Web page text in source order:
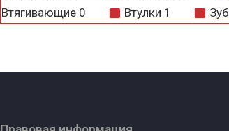
Втягивающие 0 Втулки 1